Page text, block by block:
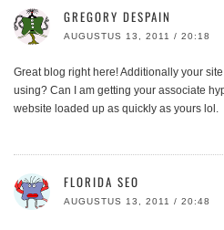
GREGORY DESPAIN
AUGUSTUS 13, 2011 / 20:18
Great blog right here! Additionally your
using? Can I am getting your associate
website loaded up as quickly as yours lol.
FLORIDA SEO
AUGUSTUS 13, 2011 / 20:48